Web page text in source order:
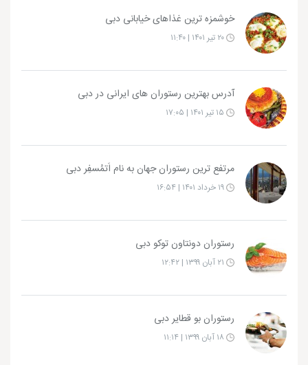
خوشمزه ترین غذاهای خیابانی دبی
آدرس بهترین رستوران های ایرانی در دبی
مرتفع ترین رستوران جهان به نام اَتمُسفِر دبی
رستوران دونتاون توکو دبی
رستوران بو قطایر دبی